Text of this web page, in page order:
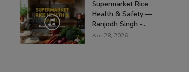
Supermarket Rice
Health & Safety —
Ranjodh Singh -...
Apr 28, 2026